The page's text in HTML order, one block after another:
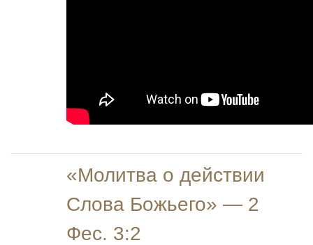
«Молитва о действии
Слова Божьего» — 2
Фес. 3:2